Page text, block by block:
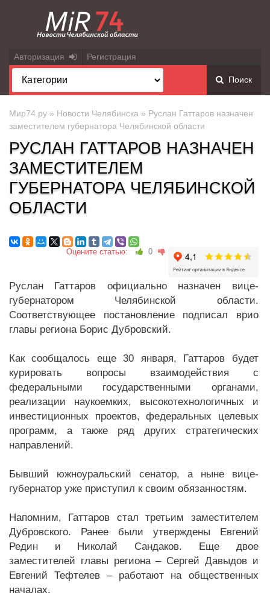
Авторизация Регистрация
Поиск
Мир74.ру » Новости Челябинска » Руслан Гаттаров назначен
заместителем губернатора Челябинской области
РУСЛАН ГАТТАРОВ НАЗНАЧЕН
ЗАМЕСТИТЕЛЕМ
ГУБЕРНАТОРА ЧЕЛЯБИНСКОЙ
ОБЛАСТИ
Оцените статью: 0
Руслан Гаттаров официально назначен вице-
губернатором Челябинской области.
Соответствующее постановление подписал врио
главы региона Борис Дубровский.
Как сообщалось еще 30 января, Гаттаров будет
курировать вопросы взаимодействия с
федеральными государственными органами,
реализации наукоемких, высокотехнологичных и
инвестиционных проектов, федеральных целевых
программ, а также ряд других стратегических
направлений.
Бывший южноуральский сенатор, а ныне вице-
губернатор уже приступил к своим обязанностям.
Напомним, Гаттаров стал третьим заместителем
Дубровского. Ранее были утверждены Евгений
Редин и Николай Сандаков. Еще двое
заместителей главы региона – Сергей Давыдов и
Евгений Тефтелев – работают на общественных
началах.